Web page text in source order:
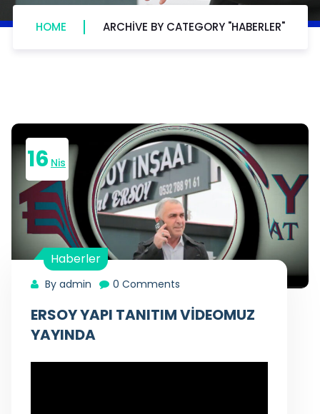
HOME ARCHIVE BY CATEGORY "HABERLER"
16 Nis
Haberler
By admin 0 Comments
ERSOY YAPI TANITIM VİDEOMUZ
YAYINDA